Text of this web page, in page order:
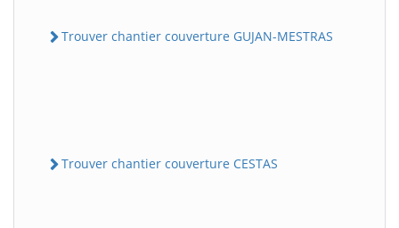
Trouver chantier couverture GUJAN-MESTRAS
Trouver chantier couverture CESTAS